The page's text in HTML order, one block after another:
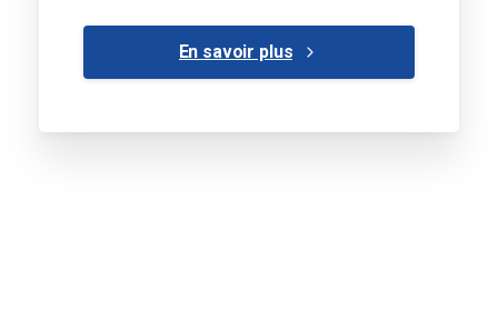
En savoir plus